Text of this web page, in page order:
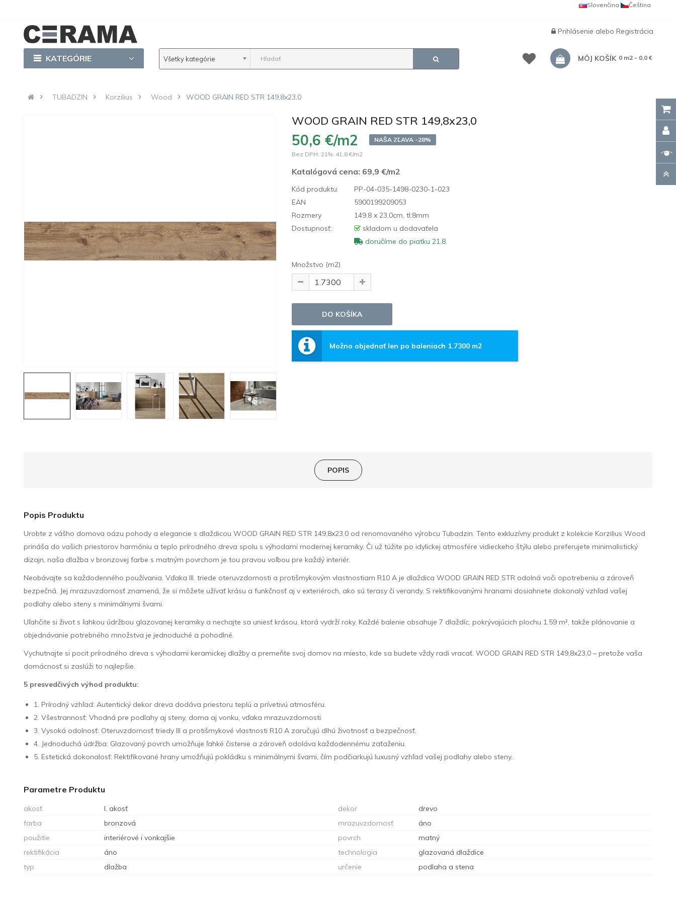
Čeština
Slovenčina
Prihlásenie alebo Registrácia
KATEGÓRIE Všetky kategórie MÔJ KOŠÍK 0 m2 - 0,0 €
TUBADZIN Korzilius Wood WOOD GRAIN RED STR 149,8x23,0
WOOD GRAIN RED STR 149,8x23,0
50,6 €/m2
NAŠA ZĽAVA -28%
Bez DPH: 21%: 41,8 €/m2
Katalógová cena: 69,9 €/m2
Kód produktu:
PP-04-035-1498-0230-1-023
EAN
5900199209053
Rozmery
149.8 x 23.0cm, tl:8mm
Dostupnosť:
skladom u dodavaťela
doručíme do piatku 21.8.
Množstvo (m2)
Možno objednať len po baleniach 1.7300 m2
POPIS
Popis Produktu
Urobte z vášho domova oázu pohody a elegancie s dlaždicou WOOD GRAIN RED STR 149,8x23,0 od renomovaného výrobcu Tubadzin. Tento exkluzívny produkt z kolekcie Korzilius Wood
prináša do vašich priestorov harmóniu a teplo prírodného dreva spolu s výhodami modernej keramiky. Či už túžite po idylickej atmosfére vidieckeho štýlu alebo preferujete minimalistický
dizajn, naša dlažba v bronzovej farbe s matným povrchom je tou pravou voľbou pre každý interiér.
Neobávajte sa každodenného používania. Vďaka III. triede oteruvzdornosti a protišmykovým vlastnostiam R10 A je dlaždica WOOD GRAIN RED STR odolná voči opotrebeniu a zároveň
bezpečná. Jej mrazuvzdornosť znamená, že si môžete užívať krásu a funkčnosť aj v exteriéroch, ako sú terasy či verandy. S rektifikovanými hranami dosiahnete dokonalý vzhľad vašej
podlahy alebo steny s minimálnymi švami.
Uľahčite si život s ľahkou údržbou glazovanej keramiky a nechajte sa uniesť krásou, ktorá vydrží roky. Každé balenie obsahuje 7 dlaždíc, pokrývajúcich plochu 1.59 m², takže plánovanie a
objednávanie potrebného množstva je jednoduché a pohodlné.
Vychutnajte si pocit prírodného dreva s výhodami keramickej dlažby a premeňte svoj domov na miesto, kde sa budete vždy radi vracať. WOOD GRAIN RED STR 149,8x23,0 – pretože vaša
domácnosť si zaslúži to najlepšie.
5 presvedčivých výhod produktu:
1. Prírodný vzhľad: Autentický dekor dreva dodáva priestoru teplú a prívetivú atmosféru.
2. Všestrannosť: Vhodná pre podlahy aj steny, doma aj vonku, vďaka mrazuvzdornosti.
3. Vysoká odolnosť: Oteruvzdornosť triedy III a protišmykové vlastnosti R10 A zaručujú dlhú životnosť a bezpečnosť.
4. Jednoduchá údržba: Glazovaný povrch umožňuje ľahké čistenie a zároveň odoláva každodennému zaťaženiu.
5. Estetická dokonalosť: Rektifikované hrany umožňujú pokládku s minimálnymi švami, čím podčiarkujú luxusný vzhľad vašej podlahy alebo steny.
Parametre Produktu
akosť I. akosť dekor
drevo
farba
bronzová mrazuvzdornosť
áno
použitie
interiérové i vonkajšie povrch
matný
rektifikácia
áno technologia
glazovaná dlaždice
typ
dlažba určenie podlaha a stena